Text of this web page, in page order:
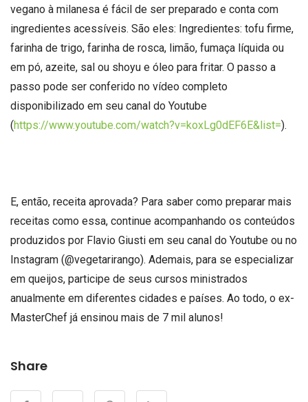
vegano à milanesa é fácil de ser preparado e conta com
ingredientes acessíveis. São eles: Ingredientes: tofu firme,
farinha de trigo, farinha de rosca, limão, fumaça líquida ou
em pó, azeite, sal ou shoyu e óleo para fritar. O passo a
passo pode ser conferido no vídeo completo
disponibilizado em seu canal do Youtube
(https://www.youtube.com/watch?v=koxLg0dEF6E&list=).
E, então, receita aprovada? Para saber como preparar mais
receitas como essa, continue acompanhando os conteúdos
produzidos por Flavio Giusti em seu canal do Youtube ou no
Instagram (@vegetarirango). Ademais, para se especializar
em queijos, participe de seus cursos ministrados
anualmente em diferentes cidades e países. Ao todo, o ex-
MasterChef já ensinou mais de 7 mil alunos!
Share